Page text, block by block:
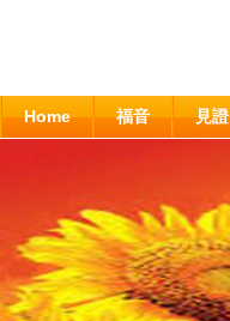
Home 福音 見證